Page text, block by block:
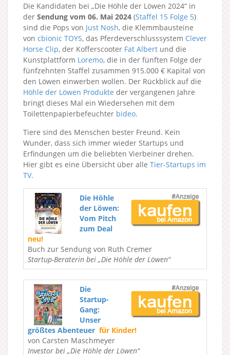
Die Kandidaten bei „Die Höhle der Löwen 2024“ in
der Sendung vom 06. Mai 2024 (Staffel 15 Folge 5)
sind die Pops von Just Nosh, die Klemmbausteine
von cbionic TOYS, das Pferdeverschlusssystem Clever
Horse Clip, der Kofferscooter Fat Albert und die
Kunstplattform Loremo, die in der fünften Folge der
fünfzehnten Staffel zusammen 915.000 € Kapital von
den Löwen einwerben wollen. Der Rückblick auf die
Höhle der Löwen Produkte der vergangenen Jahre
bringt dieses Mal ein Wiedersehen mit dem
Toilettenpapierbefeuchter bideo.
Tiere sind des Menschen bester Freund. Kein
Wunder, dass sich immer wieder Startups und
Erfindungen um die beliebten Vierbeiner drehen.
Hier gibt es eine Übersicht über alle Tier-Startups im
TV.
Die Höhle
der Löwen:
Vom Pitch
zum Deal
neu!
Buch zur Sendung von Ruth Cremer
Startup-Beraterin bei „Die Höhle der Löwen“
Die
Startup-
Gang:
Unser
größtes Abenteuer für Kinder!
von Carsten Maschmeyer
Investor bei „Die Höhle der Löwen“